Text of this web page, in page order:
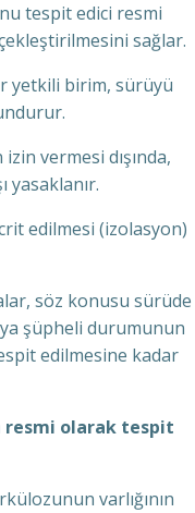
tespit edici resmi
sağlar.
yetkili birim, sürüyü
vermesi dışında,
yasaklanır.
edilmesi (izolasyon)
söz konusu sürüde
şüpheli durumunun
edilmesine kadar
resmi olarak tespit
varlığının